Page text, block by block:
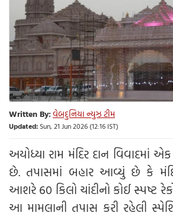
Written By:વેબદુનિયા ન્યુઝ ટીમ
Updated:Sun, 21 Jun 2026 (12:16 IST)
અયોધ્યા રામ મંદિર દાન વિવાદમાં
છે. તપાસમાં બહાર આવ્યું છે કે
આશરે 60 કિલો ચાંદીનો કોઈ સ્પષ્ટ
આ મામલાની તપાસ કરી રહેલી